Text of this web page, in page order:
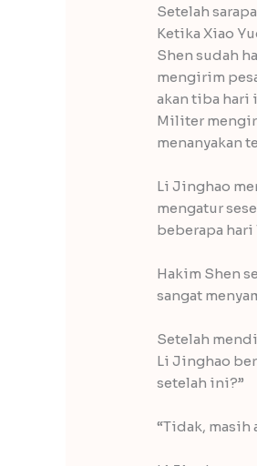
Setelah
Ketika Xiao
Shen sudah
mengirim
akan tiba hari
Militer
menanyakan
Li Jinghao
mengatur
beberapa hari
Hakim Shen
sangat
Setelah
Li Jinghao
setelah ini?”
“Tidak, masih